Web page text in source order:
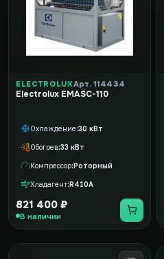
ELECTROLUXАрт. 114434
Electrolux EMASC-110
Охлаждение 30 кВт
Обогрев 33 кВт
Компрессор Роторный
Хладагент R410A
821 400 ₽
В наличии